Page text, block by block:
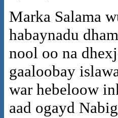
Marka Salama
habaynadu
nool oo na
gaaloobay
war hebeloow
aad ogayd